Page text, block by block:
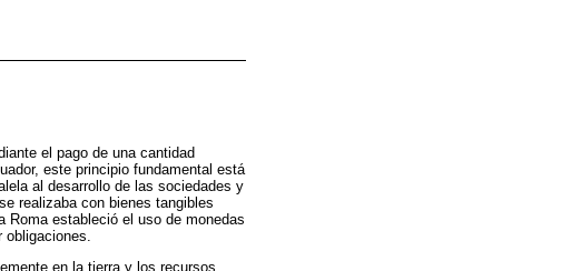
el pago de una cantidad
este principio fundamental está
al desarrollo de las sociedades y
realizaba con bienes tangibles
Roma estableció el uso de monedas
obligaciones.
en la tierra y los recursos